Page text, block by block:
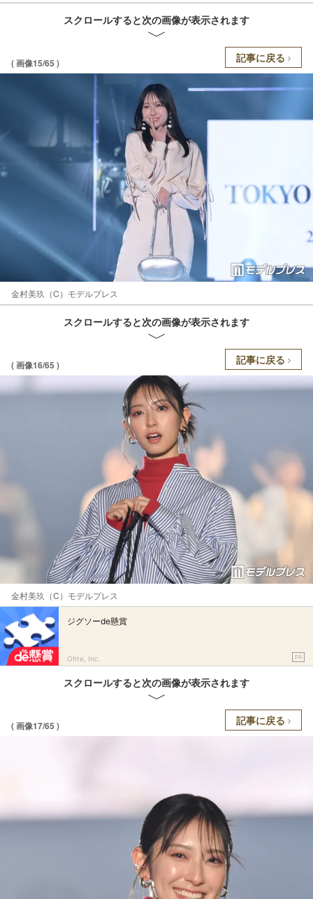
スクロールすると次の画像が表示されます
( 画像15/65 ) 記事に戻る
金村美玖（C）モデルプレス
スクロールすると次の画像が表示されます
( 画像16/65 ) 記事に戻る
金村美玖（C）モデルプレス
ジグソーde懸賞
Ohte, Inc. PR
スクロールすると次の画像が表示されます
( 画像17/65 ) 記事に戻る